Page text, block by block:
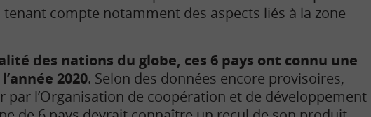
tenant compte notamment des aspects liés à la zone
des nations du globe, ces 6 pays ont connu une
2020. Selon des données encore provisoires,
par l’Organisation de coopération et de développement